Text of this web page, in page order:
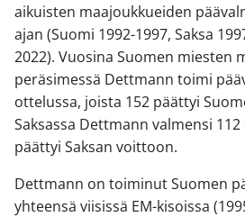
aikuisten maajoukkueiden
ajan (Suomi 1992-1997, Saksa
2022). Vuosina Suomen miesten
peräsimessä Dettmann toimi
ottelussa, joista 152 päättyi
Saksassa Dettmann valmensi
päättyi Saksan voittoon.
Dettmann on toiminut Suomen
yhteensä viisissä EM-kisoissa